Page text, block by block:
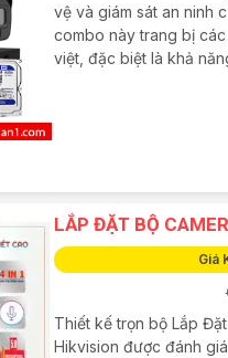
vệ và giám sát an ninh
combo này trang bị
việt, đặc biệt là khả
LẮP ĐẶT BỘ
Giá
Thiết kế trọn bộ Lắp
Hikvision được đánh